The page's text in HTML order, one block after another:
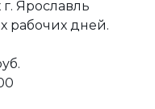
Ярославль
рабочих дней.